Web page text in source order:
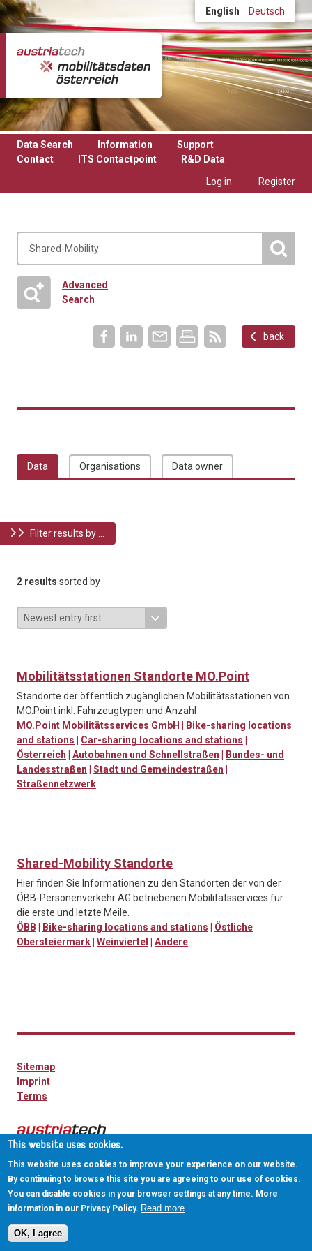
Skip to main content English Deutsch
Data Search Information
Support
Contact
ITS Contactpoint
R&D Data
Log in
Register
Advanced
Search
back
Data Organisations Data owner
Filter results by ...
2 results sorted by
Mobilitätsstationen Standorte MO.Point
Standorte der öffentlich zugänglichen Mobilitätsstationen von
MO.Point inkl. Fahrzeugtypen und Anzahl
MO.Point Mobilitätsservices GmbH
Bike-sharing locations
and stations
Car-sharing locations and stations
Österreich
Autobahnen und Schnellstraßen
Bundes- und
Landesstraßen
Stadt und Gemeindestraßen
Straßennetzwerk
Shared-Mobility Standorte
Hier finden Sie Informationen zu den Standorten der von der
ÖBB-Personenverkehr AG betriebenen Mobilitätsservices für
die erste und letzte Meile.
ÖBB
Bike-sharing locations and stations
Östliche
Obersteiermark Weinviertel Andere
Sitemap
Imprint
Terms
This website uses cookies.
This website uses cookies to improve your experience on our website.
By continuing to browse this site you are agreeing to our use of cookies.
You can disable cookies in your browser settings at any time. More
information in our Privacy Policy. Read more
OK, I agree